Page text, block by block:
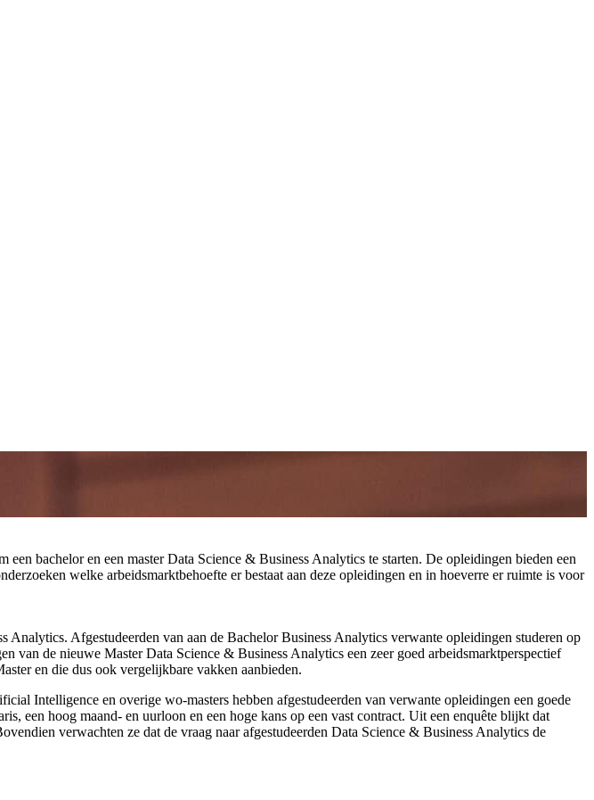
bachelor en een master Data Science & Business Analytics te starten. De opleidingen bieden een
welke arbeidsmarktbehoefte er bestaat aan deze opleidingen en in hoeverre er ruimte is voor
Afgestudeerden van aan de Bachelor Business Analytics verwante opleidingen studeren op
van de nieuwe Master Data Science & Business Analytics een zeer goed arbeidsmarktperspectief
en die dus ook vergelijkbare vakken aanbieden.
Intelligence en overige wo-masters hebben afgestudeerden van verwante opleidingen een goede
een hoog maand- en uurloon en een hoge kans op een vast contract. Uit een enquête blijkt dat
verwachten ze dat de vraag naar afgestudeerden Data Science & Business Analytics de